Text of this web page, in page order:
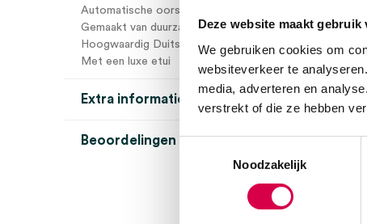
Deze website maakt gebruik
We gebruiken cookies om
websiteverkeer te
media, adverteren en
verstrekt of die ze hebben
Noodzakelijk
Automatische oorspuit, 10cc
Gemaakt van duurzaam en stevig RVS
Hoogwaardig Duits fabricaat
Met een luxe etui
Extra informatie
Beoordelingen (0)